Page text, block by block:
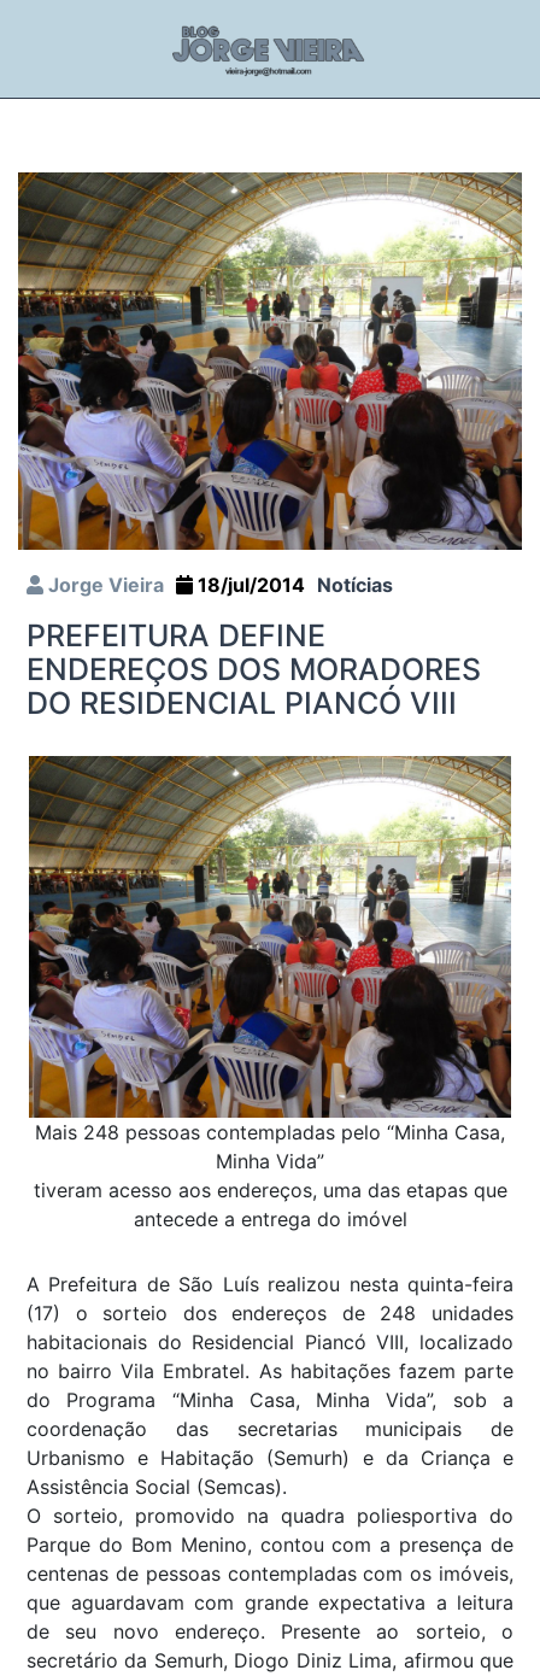
Jorge Vieira 18/jul/2014 Notícias
PREFEITURA DEFINE
ENDEREÇOS DOS MORADORES
DO RESIDENCIAL PIANCÓ VIII
Mais 248 pessoas contempladas pelo “Minha Casa,
Minha Vida”
tiveram acesso aos endereços, uma das etapas que
antecede a entrega do imóvel
A Prefeitura de São Luís realizou nesta quinta-feira
(17) o sorteio dos endereços de 248 unidades
habitacionais do Residencial Piancó VIII, localizado
no bairro Vila Embratel. As habitações fazem parte
do Programa “Minha Casa, Minha Vida”, sob a
coordenação das secretarias municipais de
Urbanismo e Habitação (Semurh) e da Criança e
Assistência Social (Semcas).
O sorteio, promovido na quadra poliesportiva do
Parque do Bom Menino, contou com a presença de
centenas de pessoas contempladas com os imóveis,
que aguardavam com grande expectativa a leitura
de seu novo endereço. Presente ao sorteio, o
secretário da Semurh, Diogo Diniz Lima, afirmou que